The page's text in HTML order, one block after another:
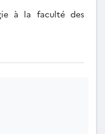
à la faculté des